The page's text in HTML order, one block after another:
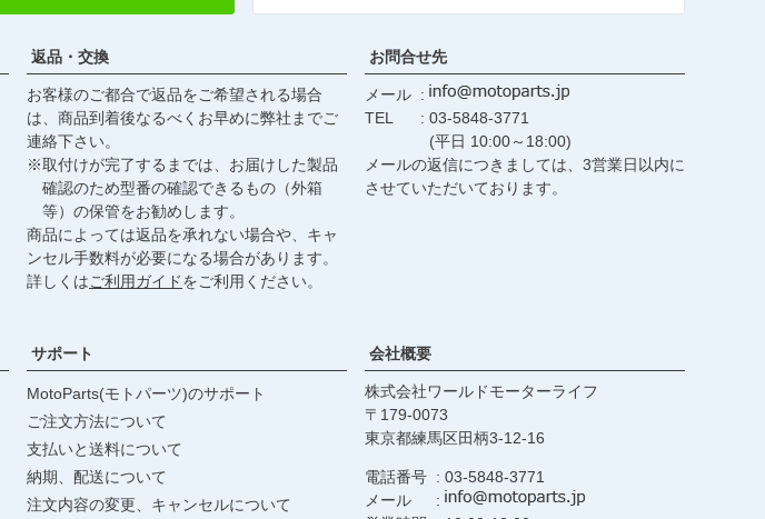
へ
返品・交換
お客様のご都合で返品をご希望される場合
は、商品到着後なるべくお早めに弊社までご
連絡下さい。
※取付けが完了するまでは、お届けした製品
確認のため型番の確認できるもの（外箱
等）の保管をお勧めします。
商品によっては返品を承れない場合や、キャ
ンセル手数料が必要になる場合があります。
詳しくはご利用ガイドをご利用ください。
お問合せ先
メール
TEL
03-5848-3771
(平日 10:00～18:00)
メールの返信につきましては、3営業日以内に
させていただいております。
サポート
MotoParts(モトパーツ)のサポート
ご注文方法について
支払いと送料について
納期、配送について
注文内容の変更、キャンセルについて
会社概要
株式会社ワールドモーターライフ
179-0073
東京都練馬区田柄3-12-16
電話番号
03-5848-3771
メール